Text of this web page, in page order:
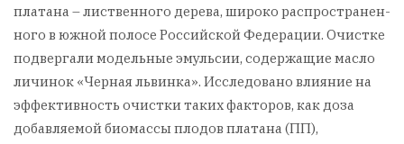
платана – лиственного дерева, широко распространен-
ного в южной полосе Российской Федерации. Очистке
подвергали модельные эмульсии, содержащие масло
личинок «Черная львинка». Исследовано влияние на
эффективность очистки таких факторов, как доза
добавляемой биомассы плодов платана (ПП),